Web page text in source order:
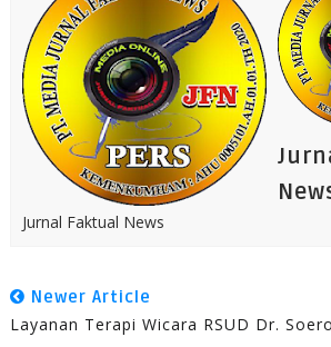
Jurnal Faktual News
Newer Article
Layanan Terapi Wicara RSUD Dr.